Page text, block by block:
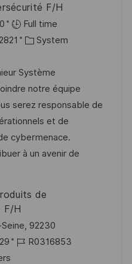
F/H
Full time
K
t
e
g
o
r
i
System
Système
notre équipe
serez responsable de
et de
cybermenace.
à un avenir de
de
F/H
92230
J
R0316853